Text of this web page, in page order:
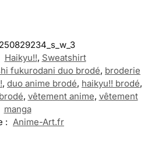
Haikyu!!, Sweatshirt
fukurodani duo brodé, broderie
, duo anime brodé, haikyu!! brodé,
, vêtement anime, vêtement
manga
: Anime-Art.fr